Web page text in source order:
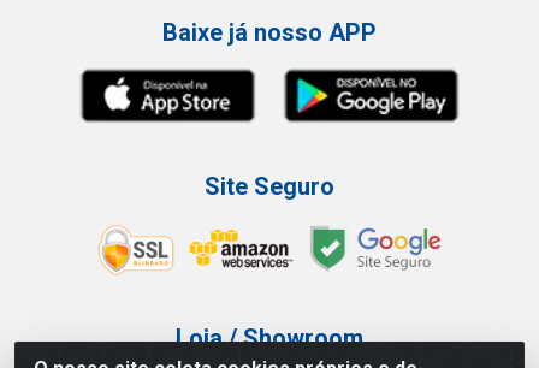
Baixe já nosso APP
Site Seguro
Loja / Showroom